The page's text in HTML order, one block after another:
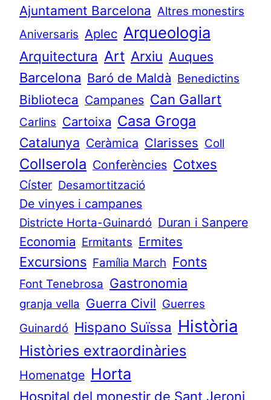
Ajuntament Barcelona Altres monestirs
Aniversaris Aplec Arqueologia
Arquitectura Art Arxiu Auques
Barcelona Baró de Maldà Benedictins
Biblioteca Campanes Can Gallart
Carlins Cartoixa Casa Groga
Catalunya Ceràmica Clarisses Coll
Collserola Conferències Cotxes
Císter Desamortització
De vinyes i campanes
Districte Horta-Guinardó Duran i Sanpere
Economia Ermitants Ermites
Excursions Família March Fonts
Font Tenebrosa Gastronomia
granja vella Guerra Civil Guerres
Guinardó Hispano Suïssa Història
Històries extraordinàries
Homenatge Horta
Hospital del monestir de Sant Jeroni